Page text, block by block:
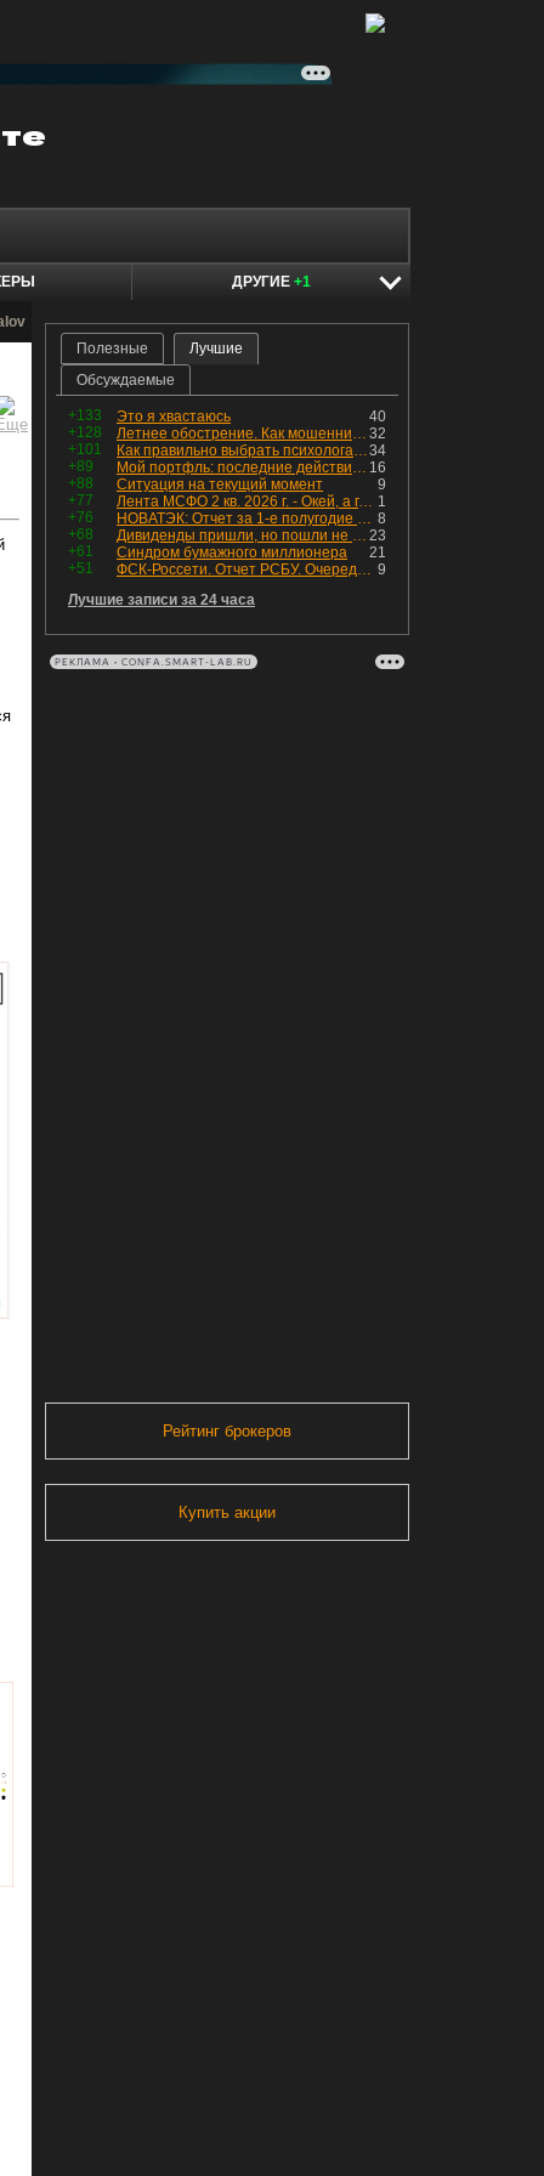
ДРУГИЕ +1
Полезные
Лучшие
Обсуждаемые
+133 40
Это я хвастаюсь
+128
32
Летнее обострение. Как мошенники пытаются подсунуть кнопку "БАБЛО" девушкам
+101
34
Как правильно выбрать психолога. Показания к лечению
+89
16
Мой портфль: последние действия и текущая структура. Краткий комментарий по всем позициям
+88
9
Ситуация на текущий момент
+77
1
Лента МСФО 2 кв. 2026 г. - Окей, а где прибыль?
+76
8
НОВАТЭК: Отчет за 1-е полугодие 2026 - прибыль продолжает падать, но лучшее впереди, если не прилетит
+68
23
Дивиденды пришли, но пошли не туда
+61
21
Синдром бумажного миллионера
+51
9
ФСК-Россети. Отчет РСБУ. Очередная допка - бомбовые новости в эфире
Лучшие записи за 24 часа
РЕКЛАМА • CONFA.SMART-LAB.RU
Рейтинг брокеров
Купить акции